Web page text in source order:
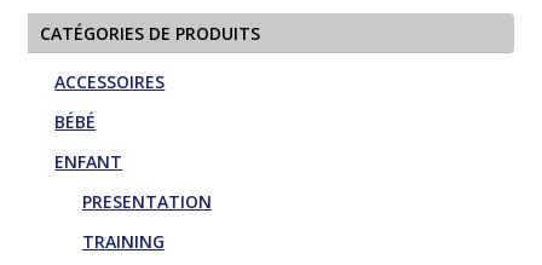
variations.
Les
options
sur
page
CATÉGORIES DE PRODUITS
ACCESSOIRES
BÉBÉ
ENFANT
PRESENTATION
TRAINING